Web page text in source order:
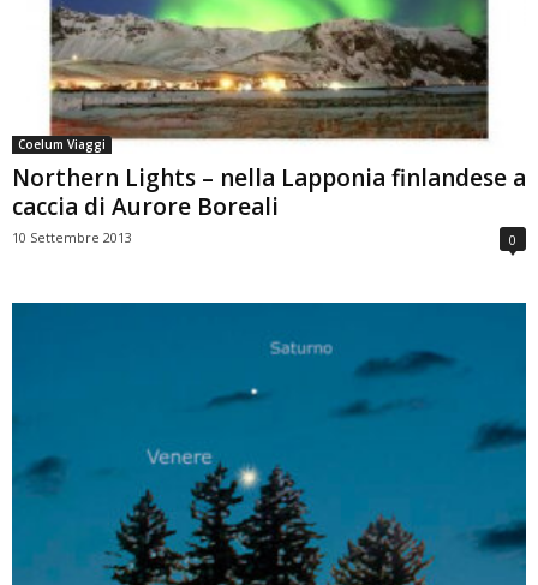
Coelum Viaggi
Northern Lights – nella Lapponia finlandese a
caccia di Aurore Boreali
10 Settembre 2013 0